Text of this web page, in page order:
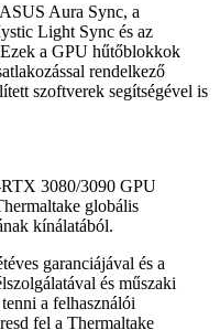
Aura Sync, a
Light Sync és az
a GPU hűtőblokkok
rendelkező
szoftverek segítségével is
3080/3090 GPU
globális
kínálatából.
garanciájával és a
és műszaki
a felhasználói
fel a Thermaltake